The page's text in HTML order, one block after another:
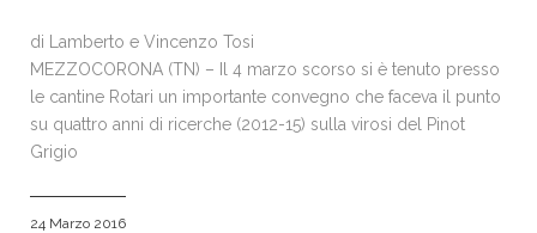
di Lamberto e Vincenzo Tosi
MEZZOCORONA (TN) – Il 4 marzo scorso si è tenuto presso
le cantine Rotari un importante convegno che faceva il punto
su quattro anni di ricerche (2012-15) sulla virosi del Pinot
Grigio
24 Marzo 2016